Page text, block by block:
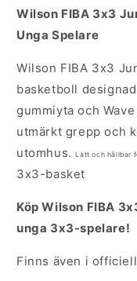
Wilson FIBA 3x3
Unga Spelare
Wilson FIBA 3x3
basketboll
gummiyta och
utmärkt grepp och
utomhus.Lätt och hållbar
3x3-basket
Köp Wilson FIBA
unga 3x3-spelare!
Finns även i